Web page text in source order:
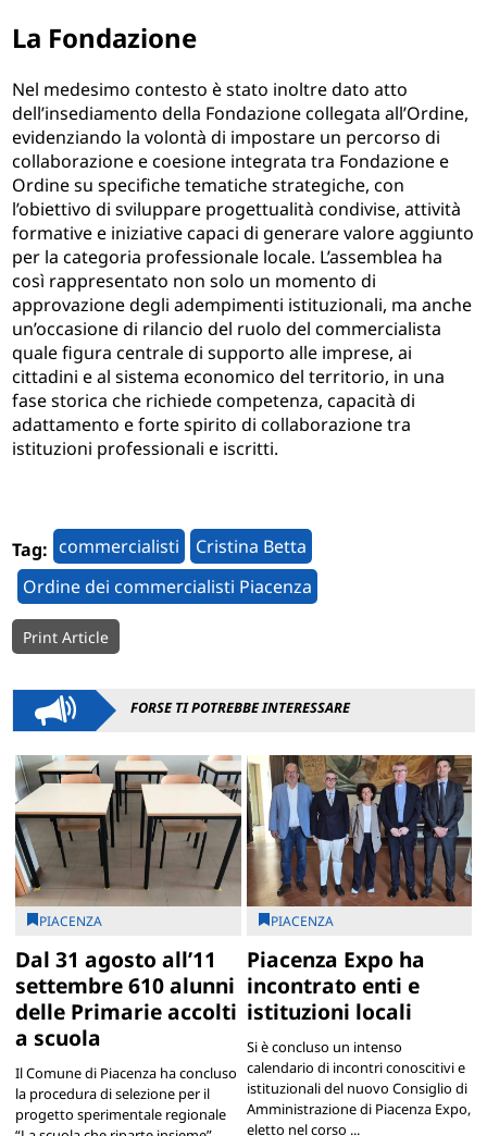
La Fondazione
Nel medesimo contesto è stato inoltre dato atto
dell’insediamento della Fondazione collegata all’Ordine,
evidenziando la volontà di impostare un percorso di
collaborazione e coesione integrata tra Fondazione e
Ordine su specifiche tematiche strategiche, con
l’obiettivo di sviluppare progettualità condivise, attività
formative e iniziative capaci di generare valore aggiunto
per la categoria professionale locale. L’assemblea ha
così rappresentato non solo un momento di
approvazione degli adempimenti istituzionali, ma anche
un’occasione di rilancio del ruolo del commercialista
quale figura centrale di supporto alle imprese, ai
cittadini e al sistema economico del territorio, in una
fase storica che richiede competenza, capacità di
adattamento e forte spirito di collaborazione tra
istituzioni professionali e iscritti.
Tag: commercialisti
Cristina Betta
Ordine dei commercialisti Piacenza
Print Article
FORSE TI POTREBBE INTERESSARE
PIACENZA
Dal 31 agosto all’11
settembre 610 alunni
delle Primarie accolti
a scuola
Il Comune di Piacenza ha concluso
la procedura di selezione per il
progetto sperimentale regionale
PIACENZA
Piacenza Expo ha
incontrato enti e
istituzioni locali
Si è concluso un intenso
calendario di incontri conoscitivi e
istituzionali del nuovo Consiglio di
Amministrazione di Piacenza Expo,
eletto nel corso ...